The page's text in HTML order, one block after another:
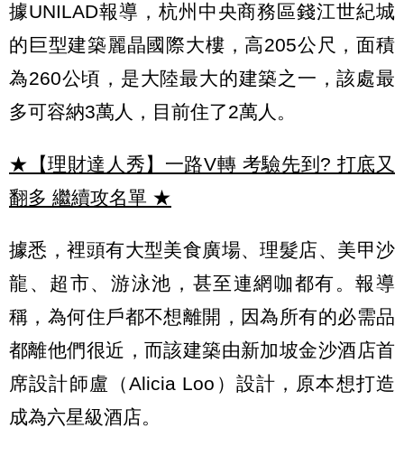
據UNILAD報導，杭州中央商務區錢江世紀城
的巨型建築麗晶國際大樓，高205公尺，面積
為260公頃，是大陸最大的建築之一，該處最
多可容納3萬人，目前住了2萬人。
★【理財達人秀】一路V轉 考驗先到? 打底又
翻多 繼續攻名單 ★
據悉，裡頭有大型美食廣場、理髮店、美甲沙
龍、超市、游泳池，甚至連網咖都有。報導
稱，為何住戶都不想離開，因為所有的必需品
都離他們很近，而該建築由新加坡金沙酒店首
席設計師盧（Alicia Loo）設計，原本想打造
成為六星級酒店。